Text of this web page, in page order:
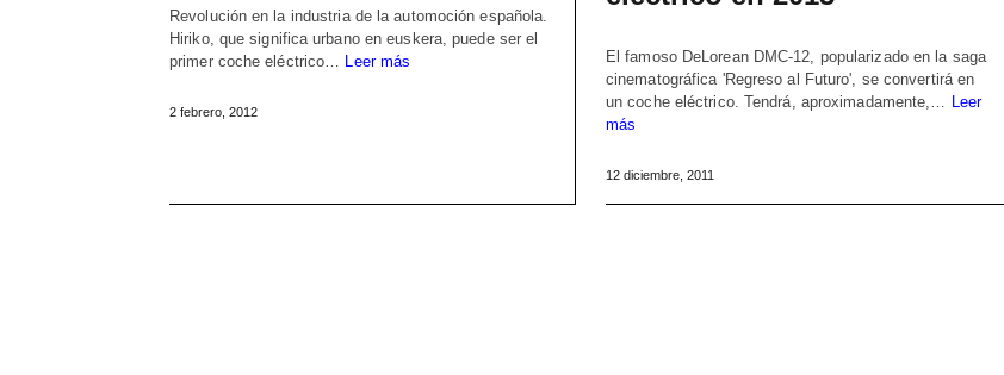
Revolución en la industria de la automoción española.
Hiriko, que significa urbano en euskera, puede ser el
primer coche eléctrico… Leer más
2 febrero, 2012
El famoso DeLorean DMC-12, popularizado en la saga
cinematográfica 'Regreso al Futuro', se convertirá en
un coche eléctrico. Tendrá, aproximadamente,… Leer
más
12 diciembre, 2011